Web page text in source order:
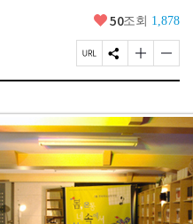
좋
요
50조회 1,878
페
이
R
L
복
사
S
N
유
하
기
글
자
크
게
변
경
하
기
글
자
작
게
변
경
하
기